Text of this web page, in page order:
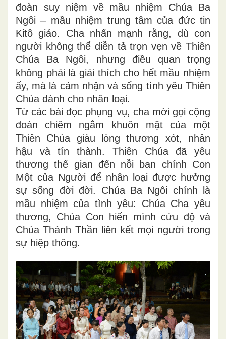
đoàn suy niệm về mầu nhiệm Chúa Ba
Ngôi – mầu nhiệm trung tâm của đức tin
Kitô giáo. Cha nhấn mạnh rằng, dù con
người không thể diễn tả trọn vẹn về Thiên
Chúa Ba Ngôi, nhưng điều quan trọng
không phải là giải thích cho hết mầu nhiệm
ấy, mà là cảm nhận và sống tình yêu Thiên
Chúa dành cho nhân loại.
Từ các bài đọc phụng vụ, cha mời gọi cộng
đoàn chiêm ngắm khuôn mặt của một
Thiên Chúa giàu lòng thương xót, nhân
hậu và tín thành. Thiên Chúa đã yêu
thương thế gian đến nỗi ban chính Con
Một của Người để nhân loại được hưởng
sự sống đời đời. Chúa Ba Ngôi chính là
mầu nhiệm của tình yêu: Chúa Cha yêu
thương, Chúa Con hiến mình cứu độ và
Chúa Thánh Thần liên kết mọi người trong
sự hiệp thông.